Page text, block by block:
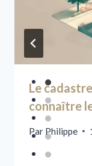
Le
connaître
Par Philippe